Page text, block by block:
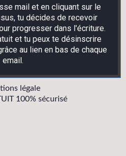
mail et en cliquant sur le
tu décides de recevoir
progresser dans l'écriture.
et tu peux te désinscrire
au lien en bas de chaque
email.
légale
100% sécurisé